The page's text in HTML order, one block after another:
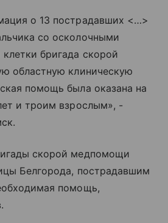
о 13 пострадавших <…>
со осколочными
бригада скорой
областную клиническую
помощь была оказана на
и троим взрослым», -
скорой медпомощи
Белгорода, пострадавшим
помощь,